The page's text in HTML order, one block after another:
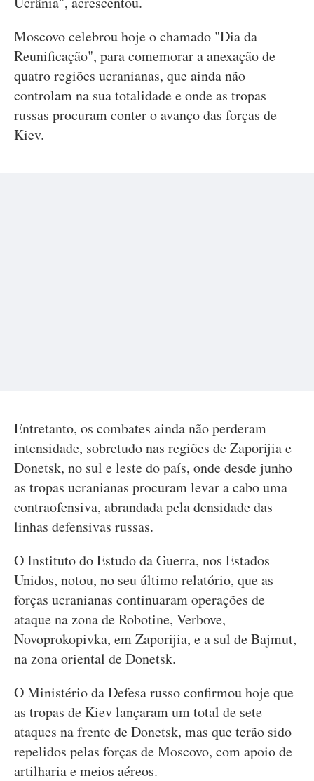
Moscovo celebrou hoje o chamado "Dia da
Reunificação", para comemorar a anexação de
quatro regiões ucranianas, que ainda não
controlam na sua totalidade e onde as tropas
russas procuram conter o avanço das forças de
Kiev.
Entretanto, os combates ainda não perderam
intensidade, sobretudo nas regiões de Zaporijia e
Donetsk, no sul e leste do país, onde desde junho
as tropas ucranianas procuram levar a cabo uma
contraofensiva, abrandada pela densidade das
linhas defensivas russas.
O Instituto do Estudo da Guerra, nos Estados
Unidos, notou, no seu último relatório, que as
forças ucranianas continuaram operações de
ataque na zona de Robotine, Verbove,
Novoprokopivka, em Zaporijia, e a sul de Bajmut,
na zona oriental de Donetsk.
O Ministério da Defesa russo confirmou hoje que
as tropas de Kiev lançaram um total de sete
ataques na frente de Donetsk, mas que terão sido
repelidos pelas forças de Moscovo, com apoio de
artilharia e meios aéreos.